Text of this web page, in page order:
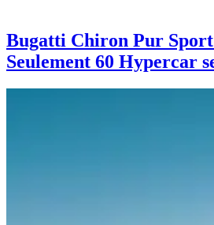
Bugatti Chiron Pur Sport
Seulement 60 Hypercar